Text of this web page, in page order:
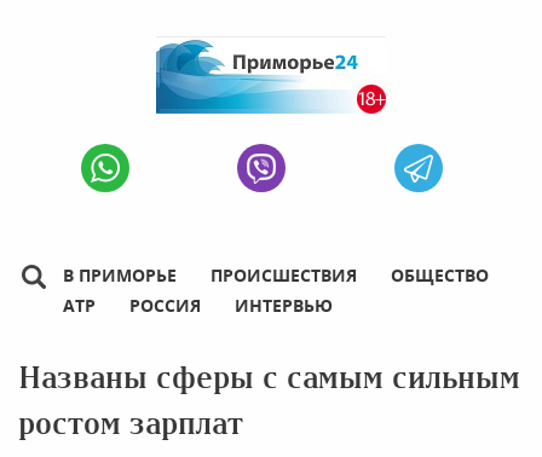
В ПРИМОРЬЕ ПРОИСШЕСТВИЯ
ОБЩЕСТВО
АТР
РОССИЯ ИНТЕРВЬЮ
Названы сферы с самым сильным
ростом зарплат